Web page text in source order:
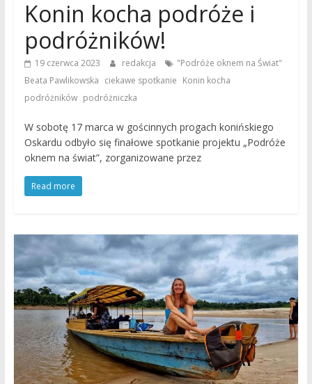
Konin kocha podróże i
podróżników!
19 czerwca 2023 redakcja "Podróże oknem na Świat"
Beata Pawlikowska ciekawe spotkanie Konin kocha
podróżników, podróżniczka
W sobotę 17 marca w gościnnych progach konińskiego
Oskardu odbyło się finałowe spotkanie projektu „Podróże
oknem na świat”, zorganizowane przez
Read more